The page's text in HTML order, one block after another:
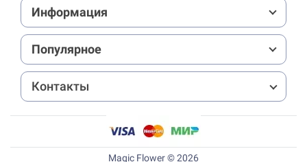
Информация
Популярное
Контакты
Magic Flower © 2026